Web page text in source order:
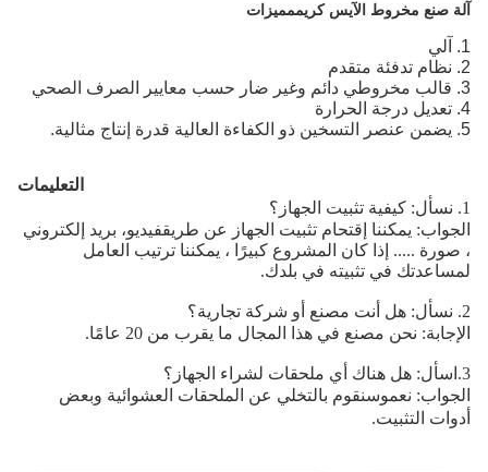
آلة صنع مخروط الآيس كريممميزات
1. آلي
2. نظام تدفئة متقدم
3. قالب مخروطي دائم وغير ضار حسب معايير الصرف الصحي
4. تعديل درجة الحرارة
5. يضمن عنصر التسخين ذو الكفاءة العالية قدرة إنتاج مثالية.
التعليمات
الجواب: يمكننا إقتحام تثبيت الجهاز عن طريقفيديو، بريد إلكتروني
، صورة ..... إذا كان المشروع كبيرًا ، يمكننا ترتيب العامل
لمساعدتك في تثبيته في بلدك.
الإجابة: نحن مصنع في هذا المجال ما يقرب من 20 عامًا.
3. اسأل: هل هناك أي ملحقات لشراء الجهاز؟
الجواب: نعموسنقوم بالتخلي عن الملحقات العشوائية وبعض
أدوات التثبيت.